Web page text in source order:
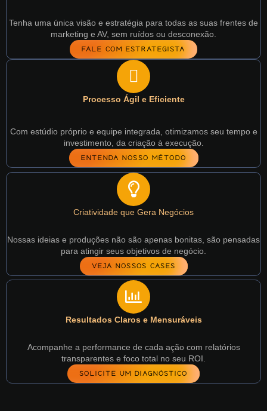
Tenha uma única visão e estratégia para todas as suas frentes de
marketing e AV, sem ruídos ou desconexão.
FALE COM ESTRATEGISTA
Processo Ágil e Eficiente
Com estúdio próprio e equipe integrada, otimizamos seu tempo e
investimento, da criação à execução.
ENTENDA NOSSO MÉTODO
Criatividade que Gera Negócios
Nossas ideias e produções não são apenas bonitas, são pensadas
para atingir seus objetivos de negócio.
VEJA NOSSOS CASES
Resultados Claros e Mensuráveis
Acompanhe a performance de cada ação com relatórios
transparentes e foco total no seu ROI.
SOLICITE UM DIAGNÓSTICO